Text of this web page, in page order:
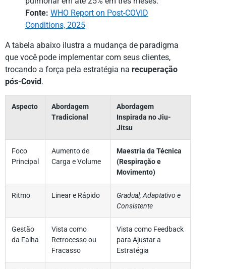
Fonte: WHO Report on Post-COVID
Conditions, 2025
A tabela abaixo ilustra a mudança de paradigma
que você pode implementar com seus clientes,
trocando a força pela estratégia na recuperação
pós-Covid.
Aspecto
Abordagem
Tradicional
Abordagem
Inspirada no Jiu-
Jitsu
Foco
Principal
Aumento de
Carga e Volume
Maestria da Técnica
(Respiração e
Movimento)
Ritmo Linear e Rápido
Gradual, Adaptativo e
Consistente
Gestão
da Falha
Vista como
Retrocesso ou
Fracasso
Vista como Feedback
para Ajustar a
Estratégia